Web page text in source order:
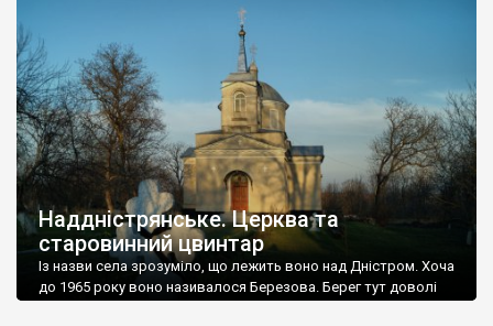
старовинний цвинтар із кам’яними хрестами. Всі епітафії, які
збереглися, написані кирилицею, церковнослов’янською
мовою. За всіма традиційними ознаками – цвинтар
український. Хрести датуються 19 століттям. У 1924-1940
роках Болган […]
Наддністрянське. Церква та
старовинний цвинтар
Із назви села зрозуміло, що лежить воно над Дністром. Хоча
до 1965 року воно називалося Березова. Берег тут доволі